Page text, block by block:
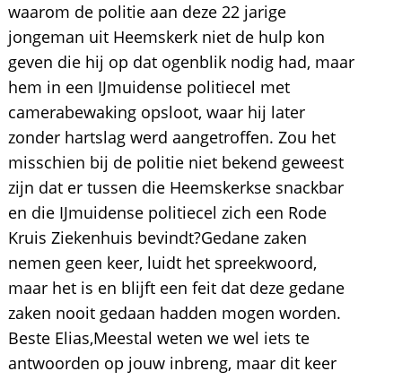
waarom de politie aan deze 22 jarige
jongeman uit Heemskerk niet de hulp kon
geven die hij op dat ogenblik nodig had, maar
hem in een IJmuidense politiecel met
camerabewaking opsloot, waar hij later
zonder hartslag werd aangetroffen. Zou het
misschien bij de politie niet bekend geweest
zijn dat er tussen die Heemskerkse snackbar
en die IJmuidense politiecel zich een Rode
Kruis Ziekenhuis bevindt?Gedane zaken
nemen geen keer, luidt het spreekwoord,
maar het is en blijft een feit dat deze gedane
zaken nooit gedaan hadden mogen worden.
Beste Elias,Meestal weten we wel iets te
antwoorden op jouw inbreng, maar dit keer